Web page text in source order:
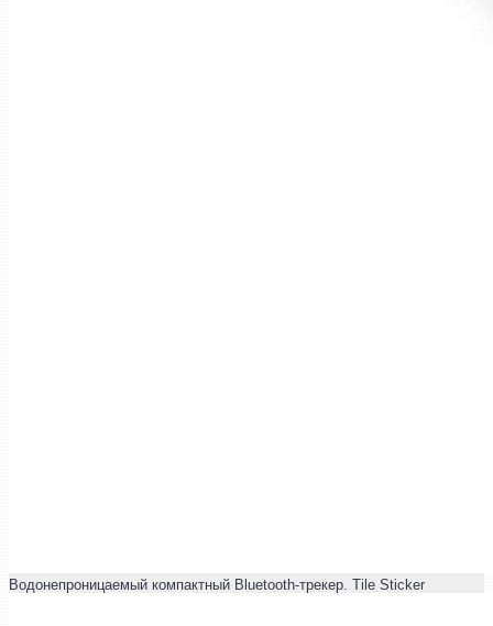
Водонепроницаемый компактный Bluetooth-трекер. Tile Sticker